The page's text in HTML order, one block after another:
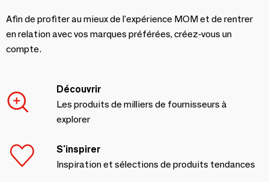
Afin de profiter au mieux de l'expérience MOM et de rentrer
en relation avec vos marques préférées, créez-vous un
compte.
Découvrir
Les produits de milliers de fournisseurs à
explorer
S'inspirer
Inspiration et sélections de produits tendances